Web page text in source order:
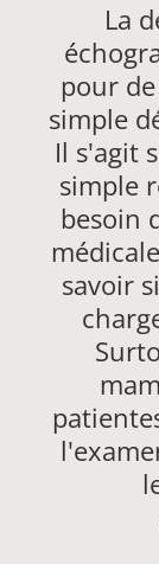
La
pour
simple
Il s'agit
simple
besoin
savoir